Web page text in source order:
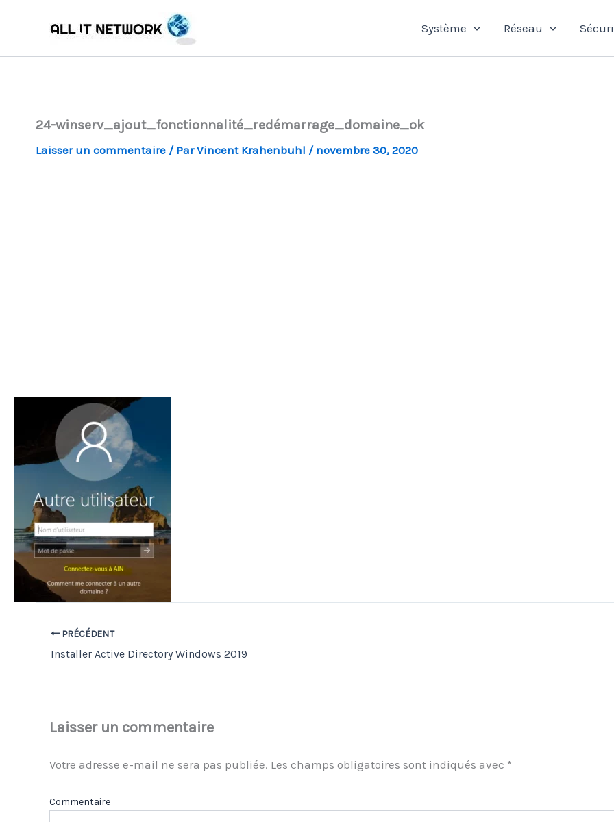
Système Réseau
24-winserv_ajout_fonctionnalité_redémarrage_domaine_ok
Laisser un commentaire / ParVincent Krahenbuhl / novembre 30, 2020
PRÉCÉDENT
Installer Active Directory Windows 2019
Laisser un commentaire
Votre adresse e-mail ne sera pas publiée. Les champs obligatoires sont indiqués avec *